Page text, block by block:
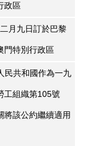
政區
月九日訂於巴黎
門特別行政區
民共和國作為一九
工組織第105號
將該公約繼續適用